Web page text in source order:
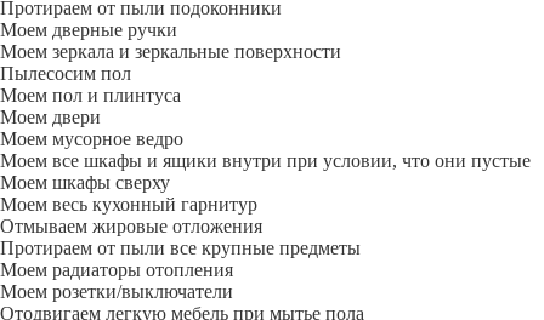
Протираем от пыли подоконники
Моем дверные ручки
Моем зеркала и зеркальные поверхности
Пылесосим пол
Моем пол и плинтуса
Моем двери
Моем мусорное ведро
Моем все шкафы и ящики внутри при условии, что они пустые
Моем шкафы сверху
Моем весь кухонный гарнитур
Отмываем жировые отложения
Протираем от пыли все крупные предметы
Моем радиаторы отопления
Моем розетки/выключатели
Отодвигаем легкую мебель при мытье пола